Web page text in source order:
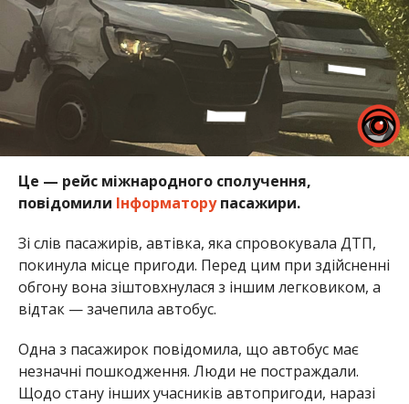
Це — рейс міжнародного сполучення,
повідомили Інформаторупасажири.
Зі слів пасажирів, автівка, яка спровокувала ДТП,
покинула місце пригоди. Перед цим при здійсненні
обгону вона зіштовхнулася з іншим легковиком, а
відтак — зачепила автобус.
Одна з пасажирок повідомила, що автобус має
незначні пошкодження. Люди не постраждали.
Щодо стану інших учасників автопригоди, наразі